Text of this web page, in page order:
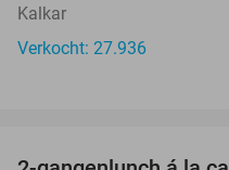
Kalkar
Verkocht: 27.936